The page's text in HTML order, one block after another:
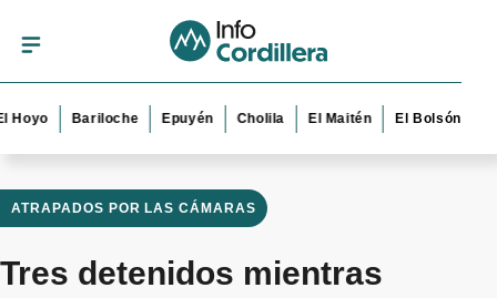
Bariloche Epuyén Cholila El Maitén El Bolsón Esquel
ATRAPADOS POR LAS CÁMARAS
Tres detenidos mientras